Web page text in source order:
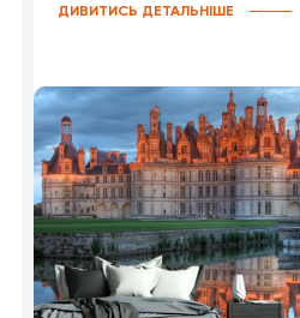
ДИВИТИСЬ ДЕТАЛЬНІШЕ